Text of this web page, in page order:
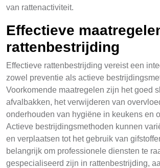
van rattenactiviteit.
Effectieve
rattenbestrijding
Effectieve rattenbestrijding vereist een
zowel preventie als actieve
Voorkomende maatregelen zijn het goed
afvalbakken, het verwijderen van
onderhouden van hygiëne in keukens en
Actieve bestrijdingsmethoden kunnen
en verplaatsen tot het gebruik van
belangrijk om professionele diensten te
gespecialiseerd zijn in rattenbestrijding,